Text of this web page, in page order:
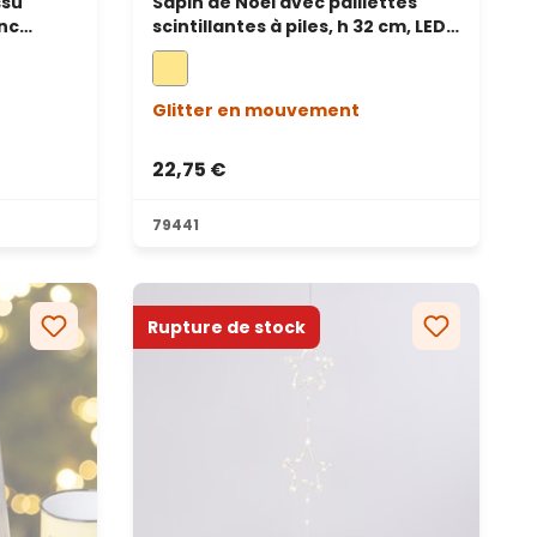
scintillantes à piles, h 32 cm, LED
blanc chaud
Glitter en mouvement
22,75 €
79441
Rupture de stock